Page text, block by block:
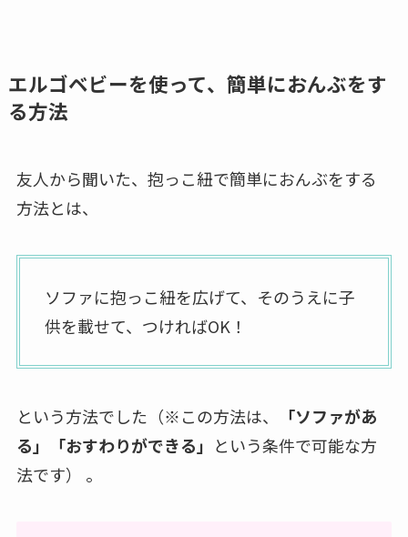
エルゴベビーを使って、簡単におんぶをす
る方法
友人から聞いた、抱っこ紐で簡単におんぶをする
方法とは、
ソファに抱っこ紐を広げて、そのうえに子
供を載せて、つければOK！
という方法でした（※この方法は、
「ソファがあ
る」「おすわりができる」 という条件で可能な方
法です） 。